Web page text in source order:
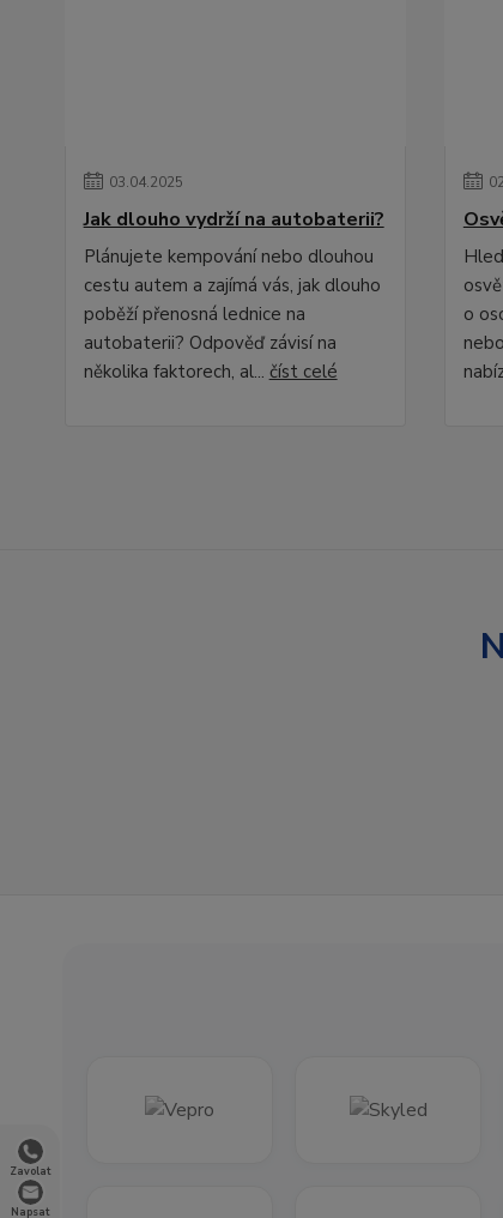
Zavolat
Napsat
03.04.2025
Jak dlouho vydrží na autobaterii?
Plánujete kempování nebo dlouhou
cestu autem a zajímá vás, jak dlouho
poběží přenosná lednice na
autobaterii? Odpověď závisí na
několika faktorech, al... číst celé
02
o